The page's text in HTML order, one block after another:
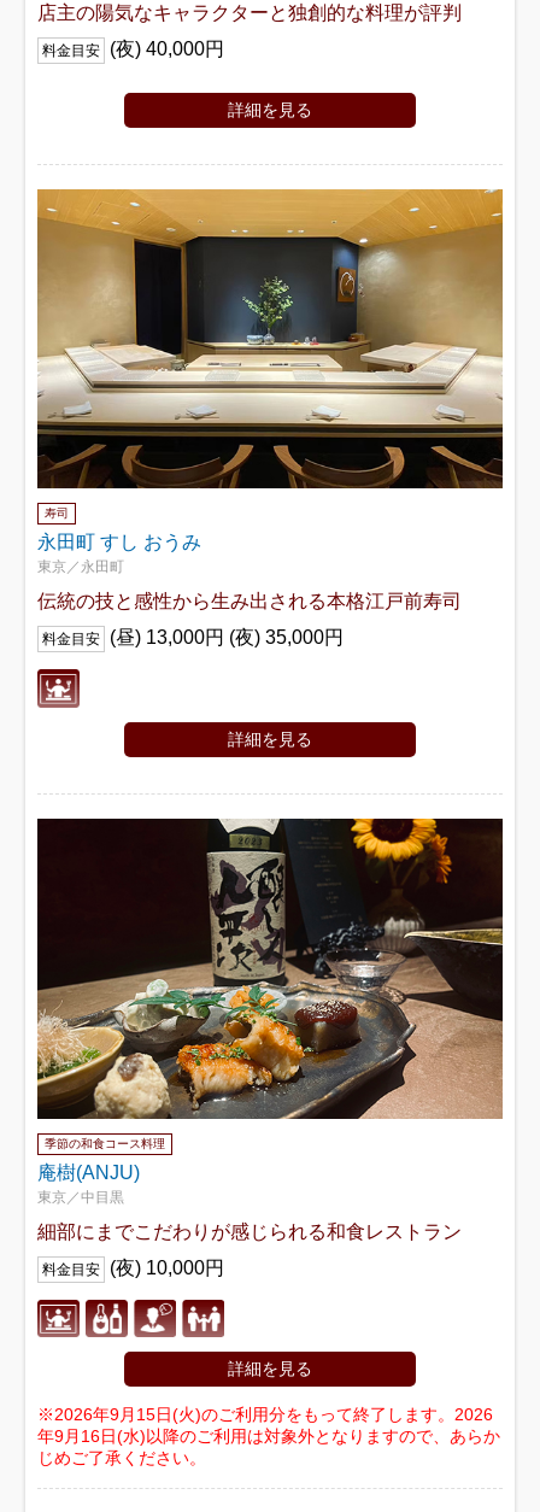
店主の陽気なキャラクターと独創的な料理が評判
料金目安 (夜) 40,000円
詳細を見る
寿司
永田町 すし おうみ
東京／永田町
伝統の技と感性から生み出される本格江戸前寿司
料金目安 (昼) 13,000円 (夜) 35,000円
詳細を見る
季節の和食コース料理
庵樹(ANJU)
東京／中目黒
細部にまでこだわりが感じられる和食レストラン
料金目安 (夜) 10,000円
詳細を見る
※2026年9月15日(火)のご利用分をもって終了します。2026
年9月16日(水)以降のご利用は対象外となりますので、あらか
じめご了承ください。